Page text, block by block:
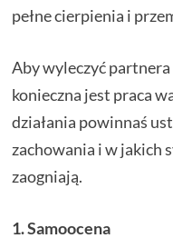
pełne cierpienia i
Aby wyleczyć
konieczna jest praca
działania powinnaś
zachowania i w jakich
zaogniają.
1. Samoocena